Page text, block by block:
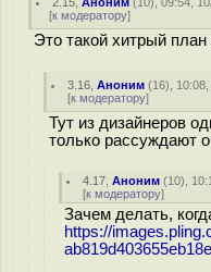
[к модератору]
Это такой хитрый
3.16 ,Аноним (16), 10:08,
[к модератору]
Тут из дизайнеров
только рассуждают
4.17 ,Аноним (10),
[к модератору]
Зачем делать,
https://